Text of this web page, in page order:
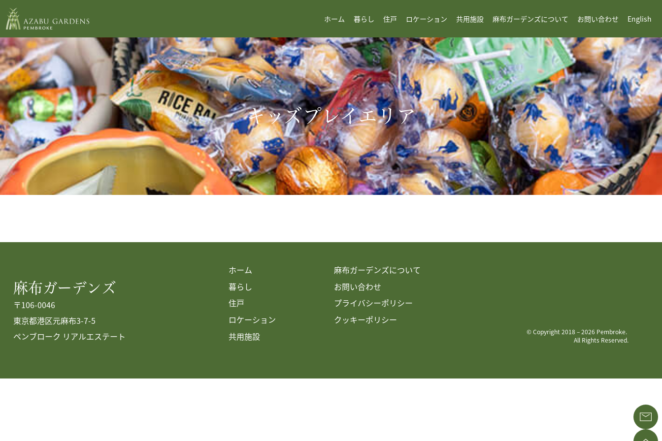
ホーム 暮らし 住戸 ロケーション 共用施設 麻布ガーデンズについて お問い合わせ English
キッズプレイエリア
麻布ガーデンズ
〒106-0046
東京都港区元麻布3-7-5
ペンブローク リアルエステート
ホーム
暮らし
住戸
ロケーション
共用施設
麻布ガーデンズについて
お問い合わせ
プライバシーポリシー
クッキーポリシー
© Copyright 2018 – 2026 Pembroke.
All Rights Reserved.